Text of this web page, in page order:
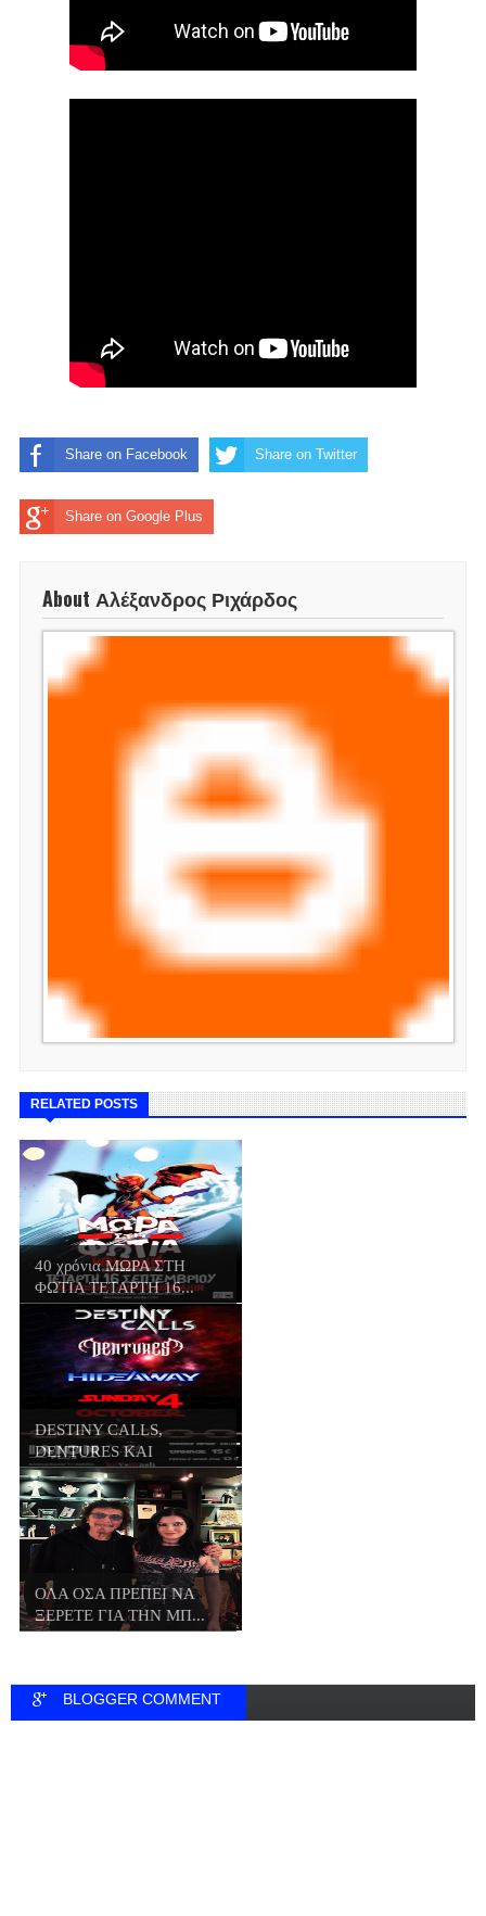
Share on Facebook Share on Twitter
Share on Google Plus
About Αλέξανδρος Ριχάρδος
RELATED POSTS
40 χρόνια ΜΩΡΑ ΣΤΗ
ΦΩΤΙΑ ΤΕΤΑΡΤΗ 16...
DESTINY CALLS,
DENTURES ΚΑΙ
HIDEWAY...
ΟΛΑ ΟΣΑ ΠΡΕΠΕΙ ΝΑ
ΞΕΡΕΤΕ ΓΙΑ ΤΗΝ ΜΠ...
BLOGGER COMMENT